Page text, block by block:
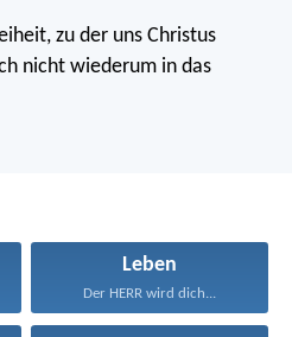
zu der uns Christus
nicht wiederum in das
Leben
Der HERR wird dich...